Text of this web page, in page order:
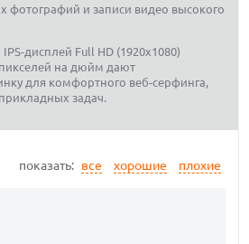
фотографий и записи видео высокого
дисплей Full HD (1920x1080)
на дюйм дают
для комфортного веб-серфинга,
задач.
показать: все хорошие плохие